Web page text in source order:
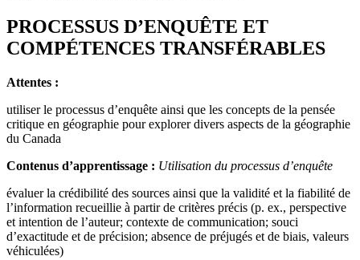
PROCESSUS D’ENQUÊTE ET
COMPÉTENCES TRANSFÉRABLES
Attentes :
utiliser le processus d’enquête ainsi que les concepts de la pensée
critique en géographie pour explorer divers aspects de la géographie
du Canada
Contenus d’apprentissage : Utilisation du processus d’enquête
évaluer la crédibilité des sources ainsi que la validité et la fiabilité de
l’information recueillie à partir de critères précis (p. ex., perspective
et intention de l’auteur; contexte de communication; souci
d’exactitude et de précision; absence de préjugés et de biais, valeurs
véhiculées)